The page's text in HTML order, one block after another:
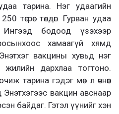
тарина. Нэг удаагийн
төгрөг төлдөг. Гурван удаа
Ингээд бодоод үзэхээр
хамаагүй хямд
вакцины хувьд нэг
дархлаа тогтоно.
тарина гэдэг мөн л өчнөөн
вакцин авснаар
байдаг. Гэтэл үүнийг хэн